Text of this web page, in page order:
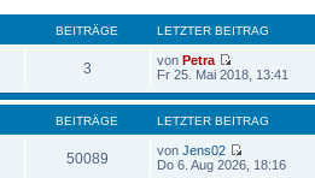
BEITRÄGE LETZTER BEITRAG
3 vonPetra
Fr 25. Mai 2018, 13:41
BEITRÄGE LETZTER BEITRAG
50089 vonJens02
Do 6. Aug 2026, 18:16